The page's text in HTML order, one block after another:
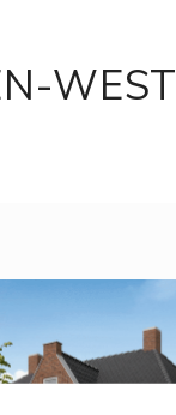
WEST